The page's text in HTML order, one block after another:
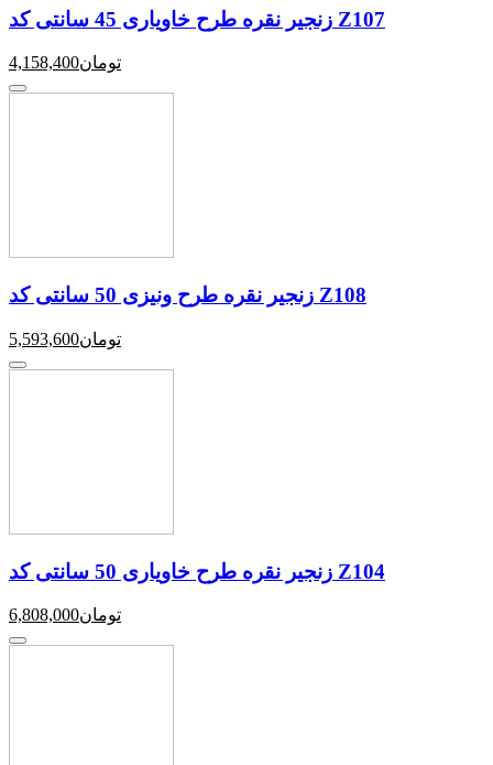
زنجیر نقره طرح خاویاری 45 سانتی کد Z107
4,158,400تومان
زنجیر نقره طرح ونیزی 50 سانتی کد Z108
5,593,600تومان
زنجیر نقره طرح خاویاری 50 سانتی کد Z104
6,808,000تومان